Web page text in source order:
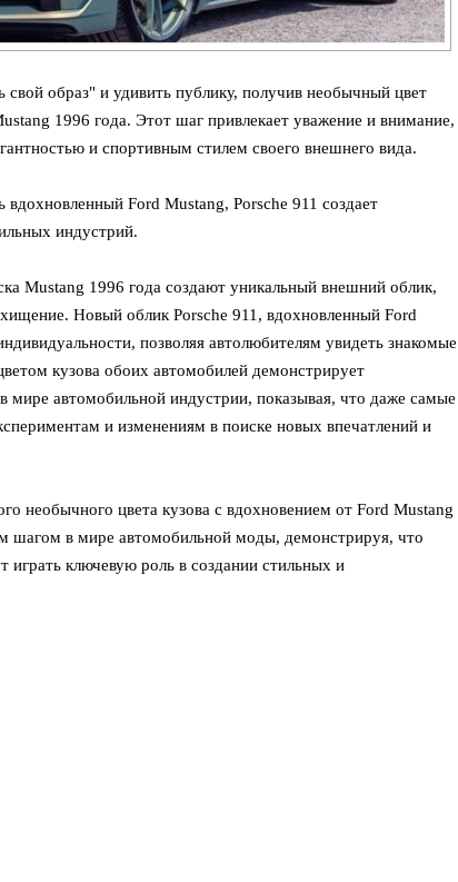
образ" и удивить публику, получив необычный цвет
1996 года. Этот шаг привлекает уважение и внимание,
и спортивным стилем своего внешнего вида.
Ford Mustang, Porsche 911 создает
индустрий.
Mustang 1996 года создают уникальный внешний облик,
Новый облик Porsche 911, вдохновленный Ford
позволяя автолюбителям увидеть знакомые
кузова обоих автомобилей демонстрирует
мире автомобильной индустрии, показывая, что даже самые
и изменениям в поиске новых впечатлений и
необычного цвета кузова с вдохновением от Ford Mustang
шагом в мире автомобильной моды, демонстрируя, что
играть ключевую роль в создании стильных и